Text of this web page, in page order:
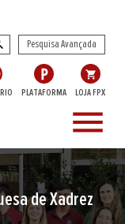
Pesquisa Avançada
PLATAFORMA LOJA FPX
menu
de Xadrez